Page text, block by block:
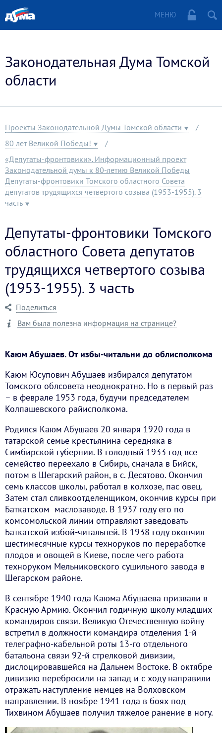
МЕНЮ
Законодательная Дума Томской
области
Проекты Законодательной Думы Томской области
80 лет Великой Победы!
«Депутаты-фронтовики». Информационный проект
Законодательной думы к 80-летию Великой Победы
Депутаты-фронтовики Томского областного Совета
депутатов трудящихся четвертого созыва (1953-1955). 3
часть
Депутаты-фронтовики Томского
областного Совета депутатов
трудящихся четвертого созыва
(1953-1955). 3 часть
Поделиться
Вам была полезна информация на странице?
Каюм Абушаев. От избы-читальни до облисполкома
Каюм Юсупович Абушаев избирался депутатом
Томского облсовета неоднократно. Но в первый раз
– в феврале 1953 года, будучи председателем
Колпашевского райисполкома.
Родился Каюм Абушаев 20 января 1920 года в
татарской семье крестьянина-середняка в
Симбирской губернии. В голодный 1933 год все
семейство переехало в Сибирь, сначала в Бийск,
потом в Шегарский район, в с. Десятово. Окончил
семь классов школы, работал в колхозе, пас овец.
Затем стал сливкоотделенщиком, окончив курсы при
Баткатском маслозаводе. В 1937 году его по
комсомольской линии отправляют заведовать
Баткатской избой-читальней. В 1938 году окончил
шестимесячные курсы техноруков по переработке
плодов и овощей в Киеве, после чего работа
техноруком Мельниковского сушильного завода в
Шегарском районе.
В сентябре 1940 года Каюма Абушаева призвали в
Красную Армию. Окончил годичную школу младших
командиров связи. Великую Отечественную войну
встретил в должности командира отделения 1-й
телеграфно-кабельной роты 13-го отдельного
батальона связи 92-й стрелковой дивизии,
дислоцировавшейся на Дальнем Востоке. В октябре
дивизию перебросили на запад и с ходу направили
отражать наступление немцев на Волховском
направлении. В ноябре 1941 года в боях под
Тихвином Абушаев получил тяжелое ранение в ногу.